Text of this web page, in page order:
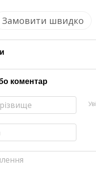
Замовити швидко
коментар